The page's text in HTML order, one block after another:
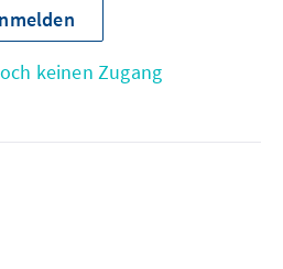
keinen Zugang